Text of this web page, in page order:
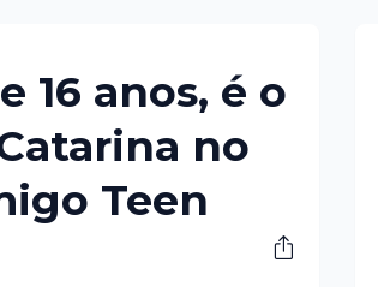
16 anos, é o
no
Teen